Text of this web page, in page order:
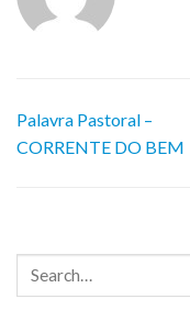
Palavra Pastoral –
CORRENTE DO BEM